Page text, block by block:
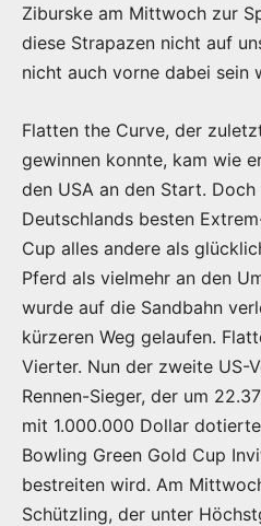
Ziburske am Mittwoch zur
diese Strapazen nicht auf
nicht auch vorne dabei sein
Flatten the Curve, der
gewinnen konnte, kam wie
den USA an den Start.
Deutschlands besten
Cup alles andere als
Pferd als vielmehr an den
wurde auf die Sandbahn
kürzeren Weg gelaufen.
Vierter. Nun der zweite US-
Rennen-Sieger, der um
mit 1.000.000 Dollar
Bowling Green Gold Cup
bestreiten wird. Am
Schützling, der unter